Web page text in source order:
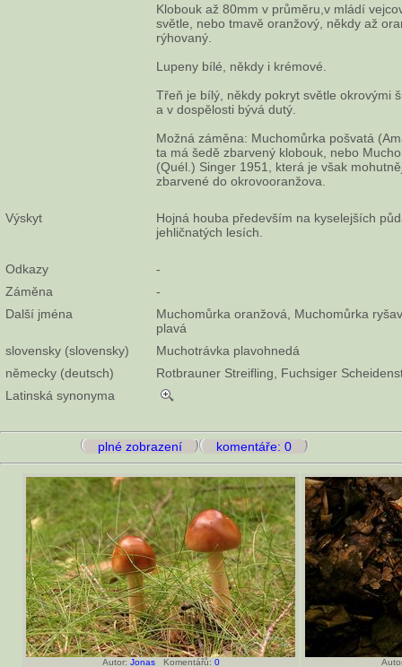
Klobouk až 80mm v průměru,v mládí
světle, nebo tmavě oranžový, někdy až
rýhovaný.
Lupeny bílé, někdy i krémové.
Třeň je bílý, někdy pokryt světle okrovými
a v dospělosti bývá dutý.
Možná záměna: Muchomůrka pošvatá
ta má šedě zbarvený klobouk, nebo
(Quél.) Singer 1951, která je však
zbarvené do okrovooranžova.
Výskyt
Hojná houba především na kyselejších
jehličnatých lesích.
Odkazy
-
Záměna
-
Další jména
Muchomůrka oranžová, Muchomůrka
plavá
slovensky (slovensky)
Muchotrávka plavohnedá
německy (deutsch)
Rotbrauner Streifling, Fuchsiger
Latinská synonyma